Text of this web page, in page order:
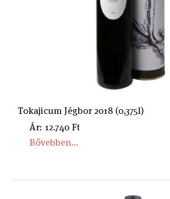
Tokajicum Jégbor 2018 (0,375l)
Ár: 12.740 Ft
Bővebben...